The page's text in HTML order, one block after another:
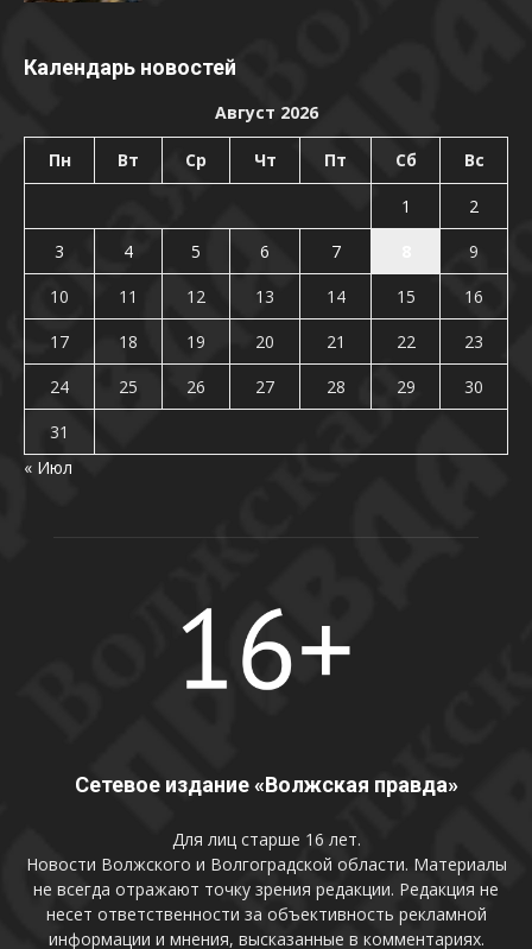
Календарь новостей
Август 2026
Пн Вт Ср Чт Пт Сб Вс
1
2
3
4 5 6 7
9
10
11 12 13 14 15
16
17
18 19 20 21 22
23
24
25 26 27 28 29
30
31
« Июл
Сетевое издание «Волжская правда»
Для лиц старше 16 лет.
Новости Волжского и Волгоградской области. Материалы
не всегда отражают точку зрения редакции. Редакция не
несет ответственности за объективность рекламной
информации и мнения, высказанные в комментариях.